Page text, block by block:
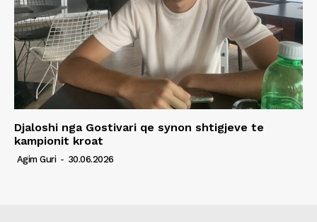
Djaloshi nga Gostivari qe synon shtigjeve te
kampionit kroat
Agim Guri - 30.06.2026